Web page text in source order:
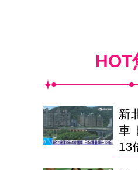
HOT
新
車
13